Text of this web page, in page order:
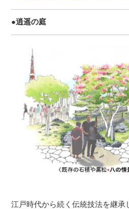
●逍遥の庭
江戸時代から続く伝統技法を継承